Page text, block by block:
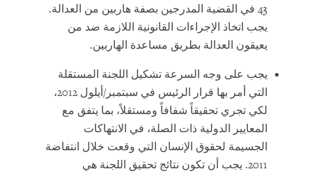
43 في القضية المدرجين بصفة هاربين من العدالة.
يجب اتخاذ الإجراءات القانونية اللازمة ضد من
يعيقون العدالة بطريق مساعدة الهاربين.
يجب على وجه السرعة تشكيل اللجنة المستقلة
التي أمر بها قرار الرئيس في سبتمبر/أيلول 2012،
لكي تجري تحقيقاً شفافاً ومستقلاً، بما يتفق مع
المعايير الدولية ذات الصلة، في الانتهاكات
الجسيمة لحقوق الإنسان التي وقعت خلال انتفاضة
2011. يجب أن تكون نتائج تحقيق اللجنة هي